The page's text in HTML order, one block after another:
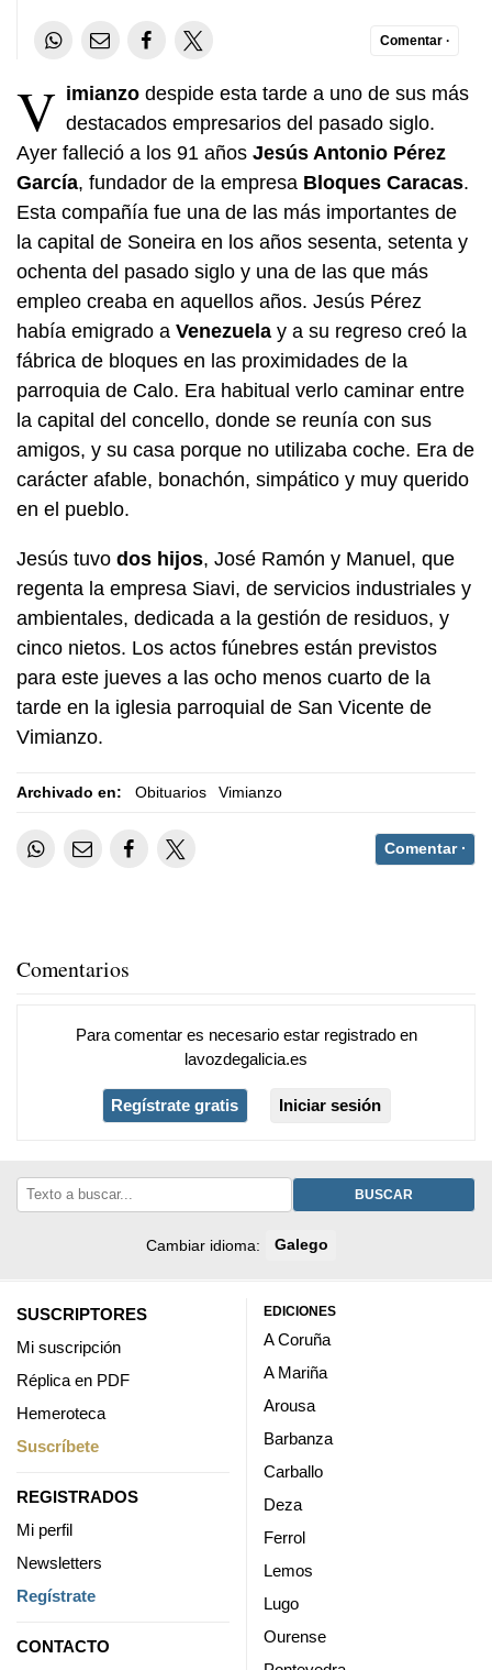
Comentar ·
V imianzo despide esta tarde a uno de sus más
destacados empresarios del pasado siglo.
Ayer falleció a los 91 años Jesús Antonio Pérez
García, fundador de la empresa Bloques Caracas.
Esta compañía fue una de las más importantes de
la capital de Soneira en los años sesenta, setenta y
ochenta del pasado siglo y una de las que más
empleo creaba en aquellos años. Jesús Pérez
había emigrado a Venezuela y a su regreso creó la
fábrica de bloques en las proximidades de la
parroquia de Calo. Era habitual verlo caminar entre
la capital del concello, donde se reunía con sus
amigos, y su casa porque no utilizaba coche. Era de
carácter afable, bonachón, simpático y muy querido
en el pueblo.
Jesús tuvo dos hijos, José Ramón y Manuel, que
regenta la empresa Siavi, de servicios industriales y
ambientales, dedicada a la gestión de residuos, y
cinco nietos. Los actos fúnebres están previstos
para este jueves a las ocho menos cuarto de la
tarde en la iglesia parroquial de San Vicente de
Vimianzo.
Archivado en: Obituarios Vimianzo
Comentar ·
Comentarios
Para comentar es necesario estar registradoen
lavozdegalicia.es
Regístrate gratis Iniciar sesión
BUSCAR
Cambiar idioma: Galego
SUSCRIPTORES
Mi suscripción
Réplica en PDF
Hemeroteca
Suscríbete
REGISTRADOS
Mi perfil
Newsletters
Regístrate
CONTACTO
EDICIONES
A Coruña
A Mariña
Arousa
Barbanza
Carballo
Deza
Ferrol
Lemos
Lugo
Ourense